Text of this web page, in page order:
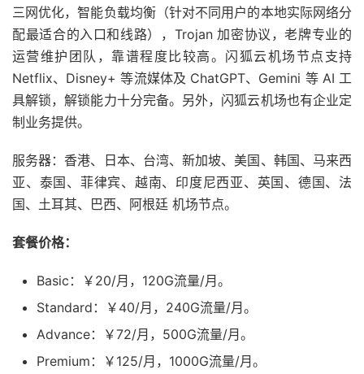
三网优化，智能负载均衡（针对不同用户的本地实际网络分
配最适合的入口和线路），Trojan 加密协议，老牌专业的
运营维护团队，靠谱程度比较高。闪狐云机场节点支持
Netflix、Disney+ 等流媒体及 ChatGPT、Gemini 等 AI 工
具解锁，解锁能力十分完备。另外，闪狐云机场也有企业定
制业务提供。
服务器：香港、日本、台湾、新加坡、美国、韩国、马来西
亚、泰国、菲律宾、越南、印度尼西亚、英国、德国、法
国、土耳其、巴西、阿根廷 机场节点。
套餐价格：
Basic：￥20/月，120G流量/月。
Standard：￥40/月，240G流量/月。
Advance：￥72/月，500G流量/月。
Premium：￥125/月，1000G流量/月。